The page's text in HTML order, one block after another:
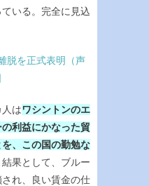
いる。完全に見込
脱を正式表明（声
はワシントンのエ
利益にかなった貿
、この国の勤勉な
結果として、ブルー
れ、良い賃金の仕